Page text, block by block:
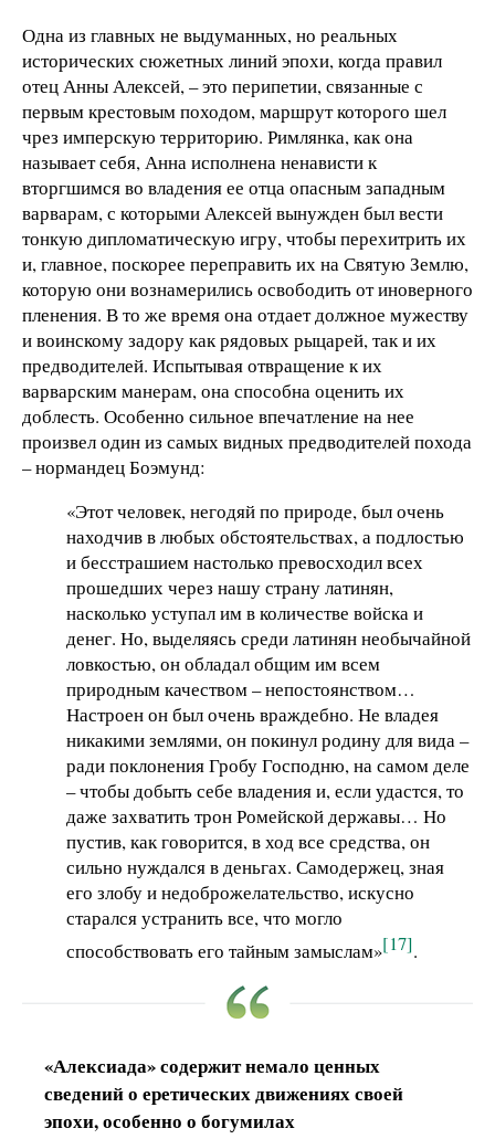
Одна из главных не выдуманных, но реальных
исторических сюжетных линий эпохи, когда правил
отец Анны Алексей, – это перипетии, связанные с
первым крестовым походом, маршрут которого шел
чрез имперскую территорию. Римлянка, как она
называет себя, Анна исполнена ненависти к
вторгшимся во владения ее отца опасным западным
варварам, с которыми Алексей вынужден был вести
тонкую дипломатическую игру, чтобы перехитрить их
и, главное, поскорее переправить их на Святую Землю,
которую они вознамерились освободить от иноверного
пленения. В то же время она отдает должное мужеству
и воинскому задору как рядовых рыцарей, так и их
предводителей. Испытывая отвращение к их
варварским манерам, она способна оценить их
доблесть. Особенно сильное впечатление на нее
произвел один из самых видных предводителей похода
– нормандец Боэмунд:
«Этот человек, негодяй по природе, был очень
находчив в любых обстоятельствах, а подлостью
и бесстрашием настолько превосходил всех
прошедших через нашу страну латинян,
насколько уступал им в количестве войска и
денег. Но, выделяясь среди латинян необычайной
ловкостью, он обладал общим им всем
природным качеством – непостоянством…
Настроен он был очень враждебно. Не владея
никакими землями, он покинул родину для вида –
ради поклонения Гробу Господню, на самом деле
– чтобы добыть себе владения и, если удастся, то
даже захватить трон Ромейской державы… Но
пустив, как говорится, в ход все средства, он
сильно нуждался в деньгах. Самодержец, зная
его злобу и недоброжелательство, искусно
старался устранить все, что могло
способствовать его тайным замыслам»[17].
«Алексиада» содержит немало ценных
сведений о еретических движениях своей
эпохи, особенно о богумилах